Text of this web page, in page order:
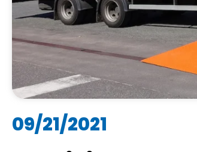
09/21/2021